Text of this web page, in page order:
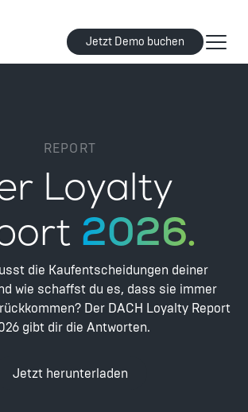
Jetzt Demo buchen
REPORT
Loyalty
2026.
die Kaufentscheidungen deiner
wie schaffst du es, dass sie immer
Der DACH Loyalty Report
gibt dir die Antworten.
Jetzt herunterladen